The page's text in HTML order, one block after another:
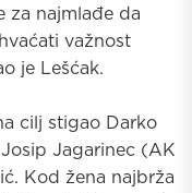
za najmlađe da
važnost
je Lešćak.
cilj stigao Darko
Jagarinec (AK
Kod žena najbrža